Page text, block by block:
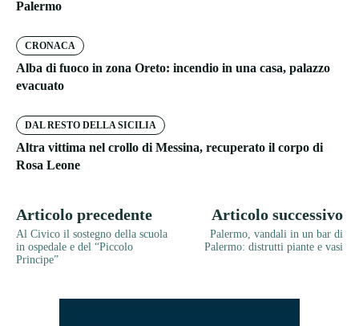
Palermo
CRONACA
Alba di fuoco in zona Oreto: incendio in una casa, palazzo
evacuato
DAL RESTO DELLA SICILIA
Altra vittima nel crollo di Messina, recuperato il corpo di
Rosa Leone
Articolo precedente
Al Civico il sostegno della scuola
in ospedale e del “Piccolo
Principe”
Articolo successivo
Palermo, vandali in un bar di
Palermo: distrutti piante e vasi